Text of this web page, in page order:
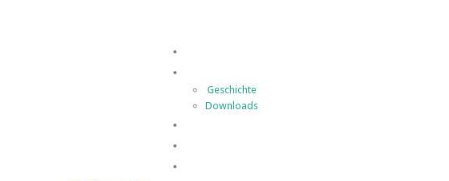
Geschichte
Downloads